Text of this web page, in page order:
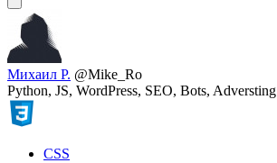
Михаил Р. @Mike_Ro
Python, JS, WordPress, SEO, Bots, Adversting
CSS